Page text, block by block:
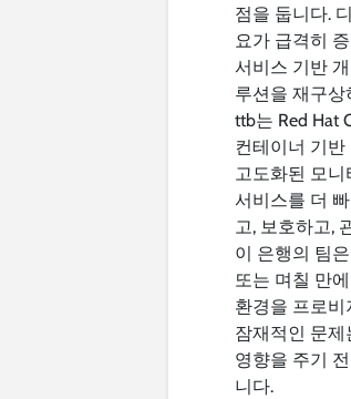
점을 둡니다.
요가 급격히
서비스 기반
루션을 재구
ttb는 Red Hat
컨테이너 기반
고도화된 모니
서비스를 더
고, 보호하고,
이 은행의 팀
또는 며칠 만
환경을 프로비
잠재적인 문제
영향을 주기
니다.